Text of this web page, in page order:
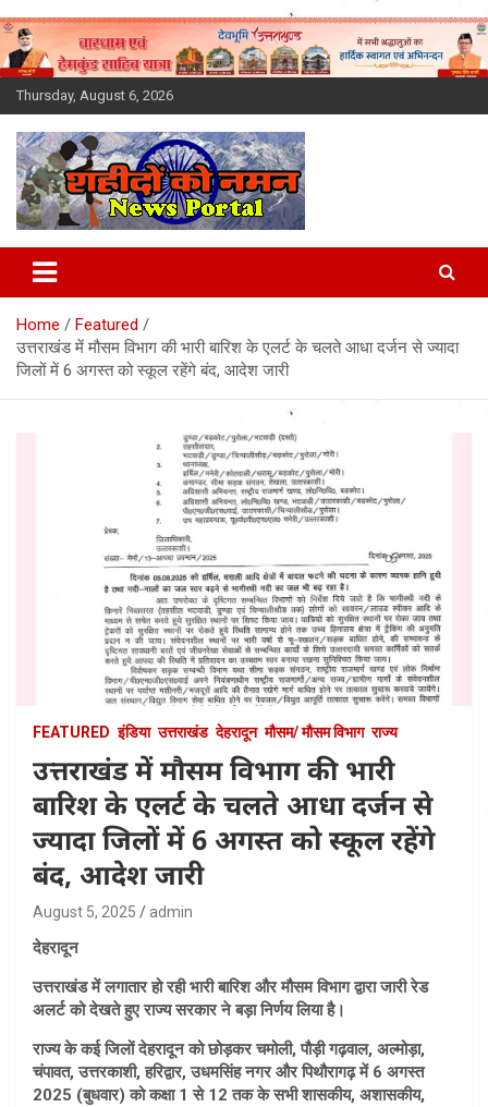
Skip
to
content
Thursday, August 6, 2026
Latest News Today, Breaking
News, Uttarakhand News in
Hindi
Home
Featured
उत्तराखंड में मौसम विभाग की भारी बारिश के एलर्ट के चलते आधा दर्जन से ज्यादा
जिलों में 6 अगस्त को स्कूल रहेंगे बंद, आदेश जारी
FEATURED इंडिया उत्तराखंड देहरादून मौसम/ मौसम विभाग राज्य
उत्तराखंड में मौसम विभाग की भारी
बारिश के एलर्ट के चलते आधा दर्जन से
ज्यादा जिलों में 6 अगस्त को स्कूल रहेंगे
बंद, आदेश जारी
August 5, 2025 admin
देहरादून
उत्तराखंड में लगातार हो रही भारी बारिश और मौसम विभाग द्वारा जारी रेड
अलर्ट को देखते हुए राज्य सरकार ने बड़ा निर्णय लिया है।
राज्य के कई जिलों देहरादून को छोड़कर चमोली, पौड़ी गढ़वाल, अल्मोड़ा,
चंपावत, उत्तरकाशी, हरिद्वार, उधमसिंह नगर और पिथौरागढ़ में 6 अगस्त
2025 (बुधवार) को कक्षा 1 से 12 तक के सभी शासकीय, अशासकीय,